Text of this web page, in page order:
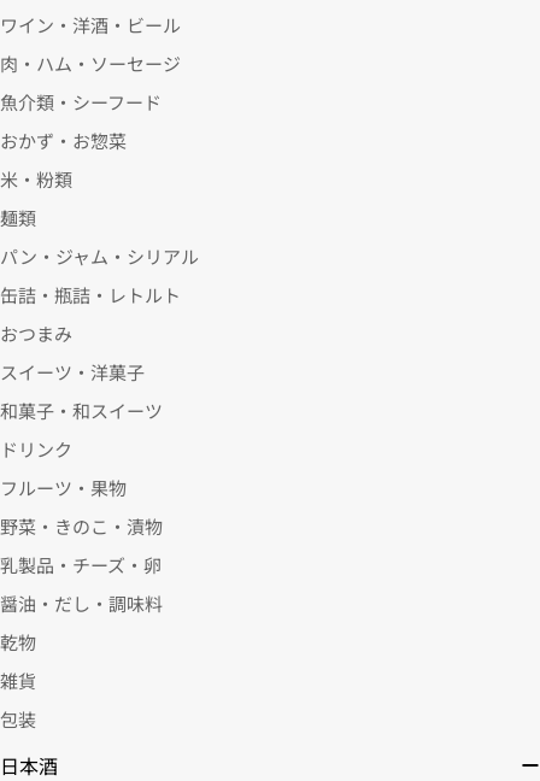
ワイン・洋酒・ビール
肉・ハム・ソーセージ
魚介類・シーフード
おかず・お惣菜
米・粉類
麺類
パン・ジャム・シリアル
缶詰・瓶詰・レトルト
おつまみ
スイーツ・洋菓子
和菓子・和スイーツ
ドリンク
フルーツ・果物
野菜・きのこ・漬物
乳製品・チーズ・卵
醤油・だし・調味料
乾物
雑貨
包装
日本酒